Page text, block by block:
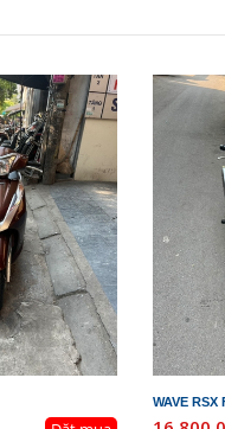
WAVE RSX